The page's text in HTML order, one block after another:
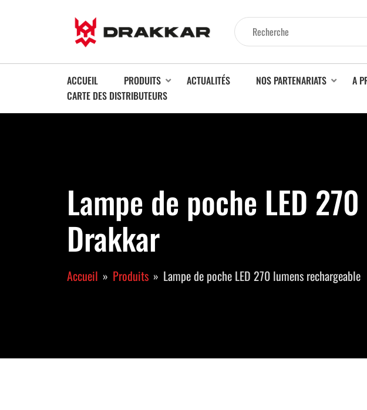
ACCUEIL PRODUITS ACTUALITÉS NOS PARTENARIATS A
CARTE DES DISTRIBUTEURS
Lampe de poche LED
Drakkar
Accueil Produits Lampe de poche LED 270 lumens rechargeable